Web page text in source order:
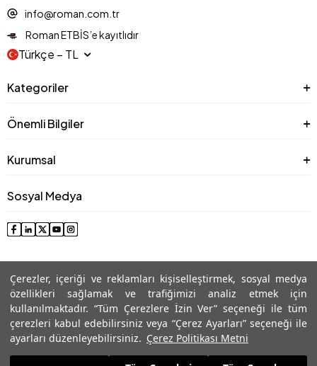
Çerezler, içeriği ve reklamları kişiselleştirmek, sosyal medya
özellikleri sağlamak ve trafiğimizi analiz etmek için
kullanılmaktadır. “Tüm Çerezlere İzin Ver” seçeneği ile tüm
çerezleri kabul edebilirsiniz veya “Çerez Ayarları” seçeneği ile
ayarları düzenleyebilirsiniz. Çerez Politikası Metni
info@roman.com.tr
Roman ETBİS’e kayıtlıdır
Türkçe − TL
Kategoriler
Önemli Bilgiler
Kurumsal
Sosyal Medya
© 2025 Roman® Tüm Hakları Saklıdır, İzinsiz kullanılamaz